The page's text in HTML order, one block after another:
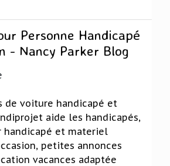
Personne Handicapé
- Nancy Parker Blog
de voiture handicapé et
aide les handicapés,
handicapé et materiel
petites annonces
vacances adaptée